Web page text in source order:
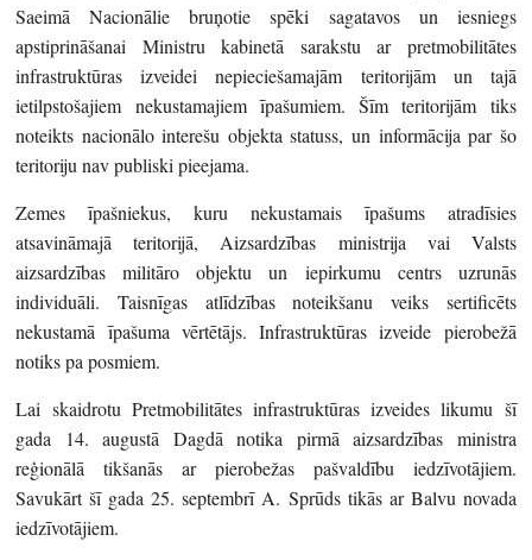
Saeimā Nacionālie bruņotie spēki sagatavos un iesniegs
apstiprināšanai Ministru kabinetā sarakstu ar pretmobilitātes
infrastruktūras izveidei nepieciešamajām teritorijām un tajā
ietilpstošajiem nekustamajiem īpašumiem. Šīm teritorijām tiks
noteikts nacionālo interešu objekta statuss, un informācija par šo
teritoriju nav publiski pieejama.
Zemes īpašniekus, kuru nekustamais īpašums atradīsies
atsavināmajā teritorijā, Aizsardzības ministrija vai Valsts
aizsardzības militāro objektu un iepirkumu centrs uzrunās
individuāli. Taisnīgas atlīdzības noteikšanu veiks sertificēts
nekustamā īpašuma vērtētājs. Infrastruktūras izveide pierobežā
notiks pa posmiem.
Lai skaidrotu Pretmobilitātes infrastruktūras izveides likumu šī
gada 14. augustā Dagdā notika pirmā aizsardzības ministra
reģionālā tikšanās ar pierobežas pašvaldību iedzīvotājiem.
Savukārt šī gada 25. septembrī A. Sprūds tikās ar Balvu novada
iedzīvotājiem.